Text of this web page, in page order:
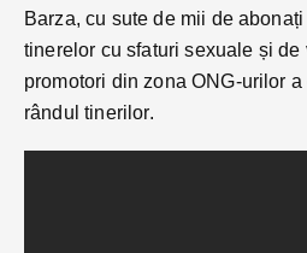
Barza, cu sute de mii de
tinerelor cu sfaturi sexuale și de
promotori din zona ONG-urilor
rândul tinerilor.